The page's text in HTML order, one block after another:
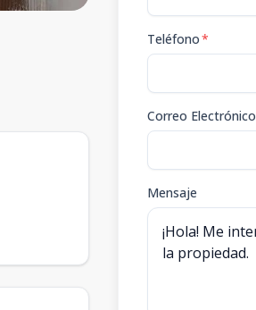
Teléfono*
Correo Electrónico
Mensaje